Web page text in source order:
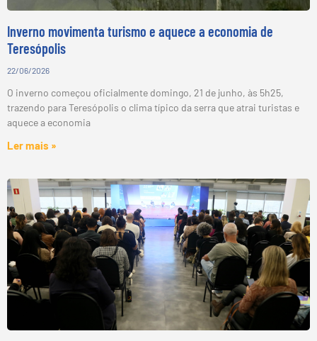
Inverno movimenta turismo e aquece a economia de
Teresópolis
22/06/2026
O inverno começou oficialmente domingo, 21 de junho, às 5h25,
trazendo para Teresópolis o clima típico da serra que atrai turistas e
aquece a economia
Ler mais »